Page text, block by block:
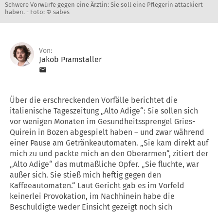
Schwere Vorwürfe gegen eine Ärztin: Sie soll eine Pflegerin attackiert
haben. - Foto: © sabes
Von:
Jakob Pramstaller
Über die erschreckenden Vorfälle berichtet die
italienische Tageszeitung „Alto Adige“: Sie sollen sich
vor wenigen Monaten im Gesundheitssprengel Gries-
Quirein in Bozen abgespielt haben – und zwar während
einer Pause am Getränkeautomaten. „Sie kam direkt auf
mich zu und packte mich an den Oberarmen“, zitiert der
„Alto Adige“ das mutmaßliche Opfer. „Sie fluchte, war
außer sich. Sie stieß mich heftig gegen den
Kaffeeautomaten.“ Laut Gericht gab es im Vorfeld
keinerlei Provokation, im Nachhinein habe die
Beschuldigte weder Einsicht gezeigt noch sich